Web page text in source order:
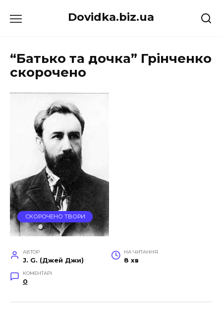
до
Dovidka.biz.ua
“Батько та дочка” Грінченко
скорочено
СКОРОЧЕНО ТВОРИ
АВТОР
J. G. (Джей Джи)
НА ЧИТАННЯ
8 хв
КОМЕНТАРІ
0